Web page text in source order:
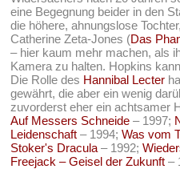
eine Begegnung beider in den
die höhere, ahnungslose
Catherine Zeta-Jones (Das
– hier kaum mehr machen, als
Kamera zu halten. Hopkins
Die Rolle des Hannibal Lecter
gewährt, die aber ein wenig
zuvorderst eher ein achtsamer
Auf Messers Schneide – 1997;
Leidenschaft – 1994;Was vom
Stoker's Dracula – 1992;
Freejack – Geisel der Zukunft –